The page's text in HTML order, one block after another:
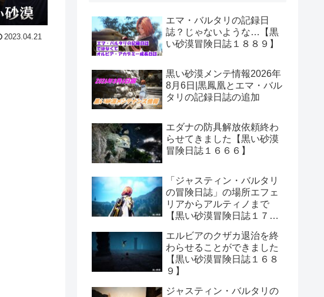
2023.04.21
エマ・バルタリの記録日
誌？じゃないような…【黒
い砂漠冒険日誌１８８９】
黒い砂漠メンテ情報2026年
8月6日|黒鳳凰とエマ・バル
タリの記録日誌の追加
エダナの防具解放依頼終わ
らせてきました【黒い砂漠
冒険日誌１６６６】
「ジャスティン・バルタリ
の冒険日誌」の場所エフェ
リアからアルティノまで
【黒い砂漠冒険日誌１７０
エルビアのクザカ退治を終
わらせることができました
【黒い砂漠冒険日誌１６８
９】
ジャスティン・バルタリの